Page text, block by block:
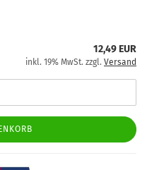
12,49 EUR
inkl. 19% MwSt. zzgl. Versand